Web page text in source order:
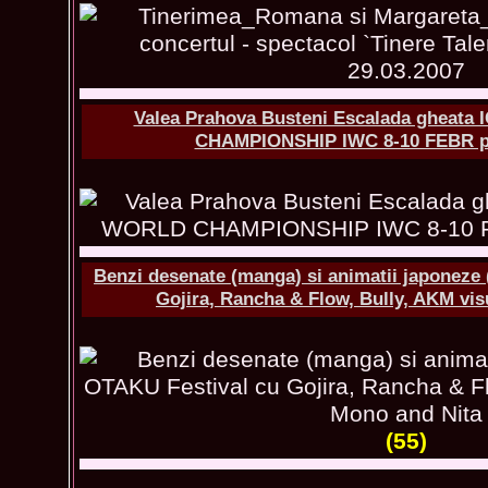
Valea Prahova Busteni Escalada gheata
CHAMPIONSHIP IWC 8-10 FEBR
Benzi desenate (manga) si animatii
Gojira, Rancha & Flow, Bully, AKM
(55)